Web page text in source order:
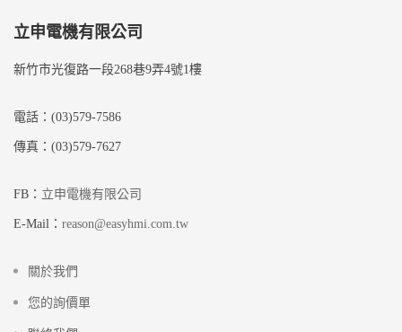
立申電機有限公司
新竹市光復路一段268巷9弄4號1樓
電話：(03)579-7586
傳真：(03)579-7627
FB： 立申電機有限公司
E-Mail： reason@easyhmi.com.tw
關於我們
您的詢價單